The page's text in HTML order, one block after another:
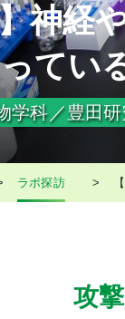
神経
てい
学科／豊田
ラボ探訪 >
攻